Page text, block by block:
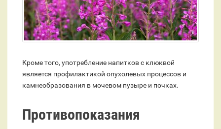
Кроме того, употребление напитков с клюквой
является профилактикой опухолевых процессов и
камнеобразования в мочевом пузыре и почках.
Противопоказания